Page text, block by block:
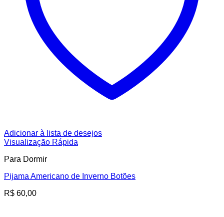
Adicionar à lista de desejos
Visualização Rápida
Para Dormir
Pijama Americano de Inverno Botões
R$ 60,00